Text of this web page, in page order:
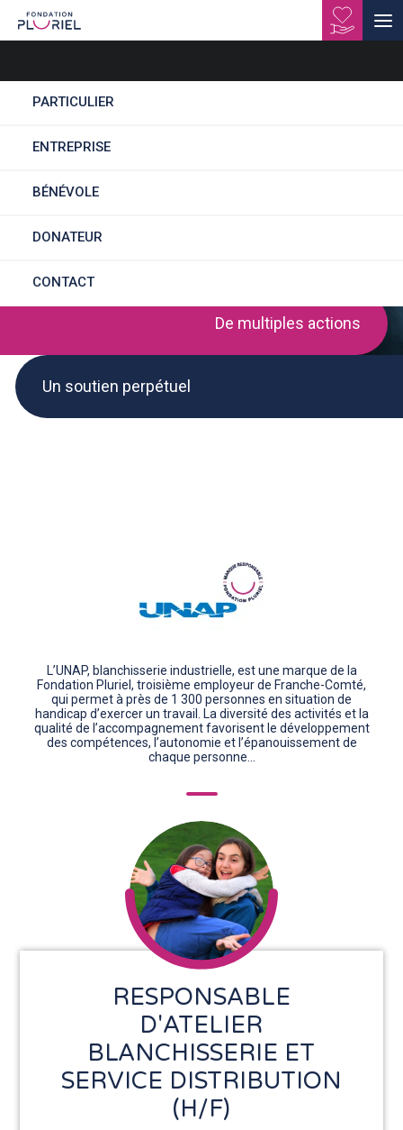
PARTICULIER
ENTREPRISE
BÉNÉVOLE
DONATEUR
CONTACT
RESPONSABLE
BLANCHISSERIE ET
DISTRIBUTION (H/F)
De multiples actions
Un soutien perpétuel
L’UNAP, blanchisserie industrielle, est une marque de la
Fondation Pluriel, troisième employeur de Franche-Comté,
qui permet à près de 1 300 personnes en situation de
handicap d’exercer un travail. La diversité des activités et la
qualité de l’accompagnement favorisent le développement
des compétences, l’autonomie et l’épanouissement de
chaque personne...
RESPONSABLE
D'ATELIER
BLANCHISSERIE ET
SERVICE DISTRIBUTION
(H/F)